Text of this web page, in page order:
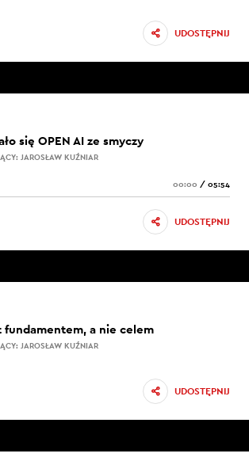
UDOSTĘPNIJ
się OPEN AI ze smyczy
JAROSŁAW KUŹNIAR
00:00 / 05:54
UDOSTĘPNIJ
fundamentem, a nie celem
JAROSŁAW KUŹNIAR
UDOSTĘPNIJ